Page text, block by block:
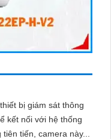
bị giám sát thông
kết nối với hệ thống
tiên tiến, camera này...